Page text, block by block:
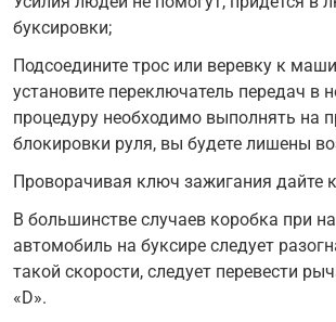
буксировки;
Подсоедините трос или веревку к
установите переключатель передач в
процедуру необходимо выполнять на
блокировки руля, вы будете лишены
Проворачивая ключ зажигания дайте
В большинстве случаев коробка при
автомобиль на буксире следует
такой скорости, следует перевести
«D».